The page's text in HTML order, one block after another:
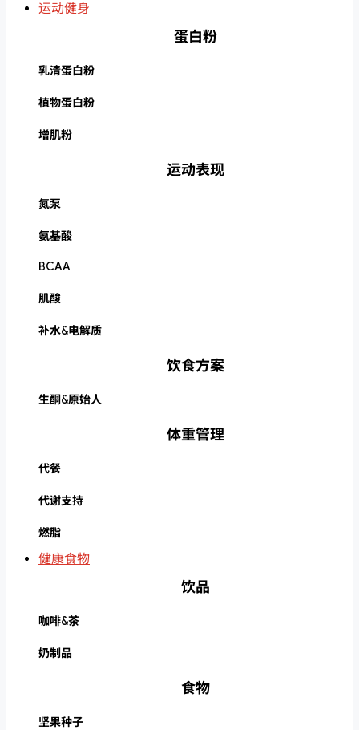
运动健身
蛋白粉
乳清蛋白粉
植物蛋白粉
增肌粉
运动表现
氮泵
氨基酸
BCAA
肌酸
补水&电解质
饮食方案
生酮&原始人
体重管理
代餐
代谢支持
燃脂
健康食物
饮品
咖啡&茶
奶制品
食物
坚果种子